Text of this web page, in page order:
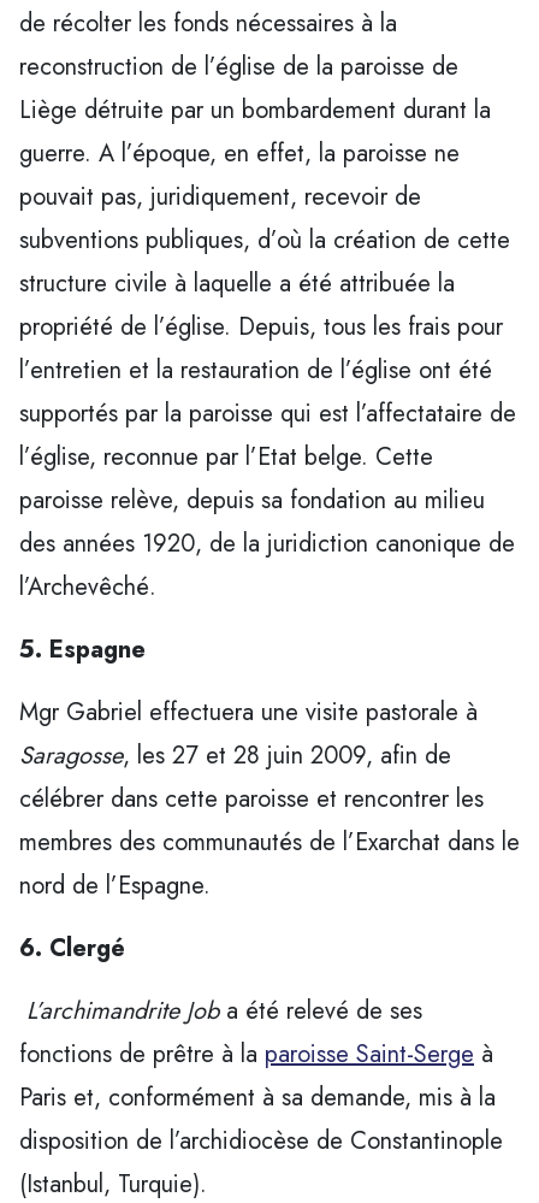
de récolter les fonds nécessaires à la
reconstruction de l’église de la paroisse de
Liège détruite par un bombardement durant la
guerre. A l’époque, en effet, la paroisse ne
pouvait pas, juridiquement, recevoir de
subventions publiques, d’où la création de cette
structure civile à laquelle a été attribuée la
propriété de l’église. Depuis, tous les frais pour
l’entretien et la restauration de l’église ont été
supportés par la paroisse qui est l’affectataire de
l’église, reconnue par l’Etat belge. Cette
paroisse relève, depuis sa fondation au milieu
des années 1920, de la juridiction canonique de
l’Archevêché.
5. Espagne
Mgr Gabriel effectuera une visite pastorale à
Saragosse, les 27 et 28 juin 2009, afin de
célébrer dans cette paroisse et rencontrer les
membres des communautés de l’Exarchat dans le
nord de l’Espagne.
6. Clergé
L’archimandrite Joba été relevé de ses
fonctions de prêtre à la paroisse Saint-Serge à
Paris et, conformément à sa demande, mis à la
disposition de l’archidiocèse de Constantinople
(Istanbul, Turquie).